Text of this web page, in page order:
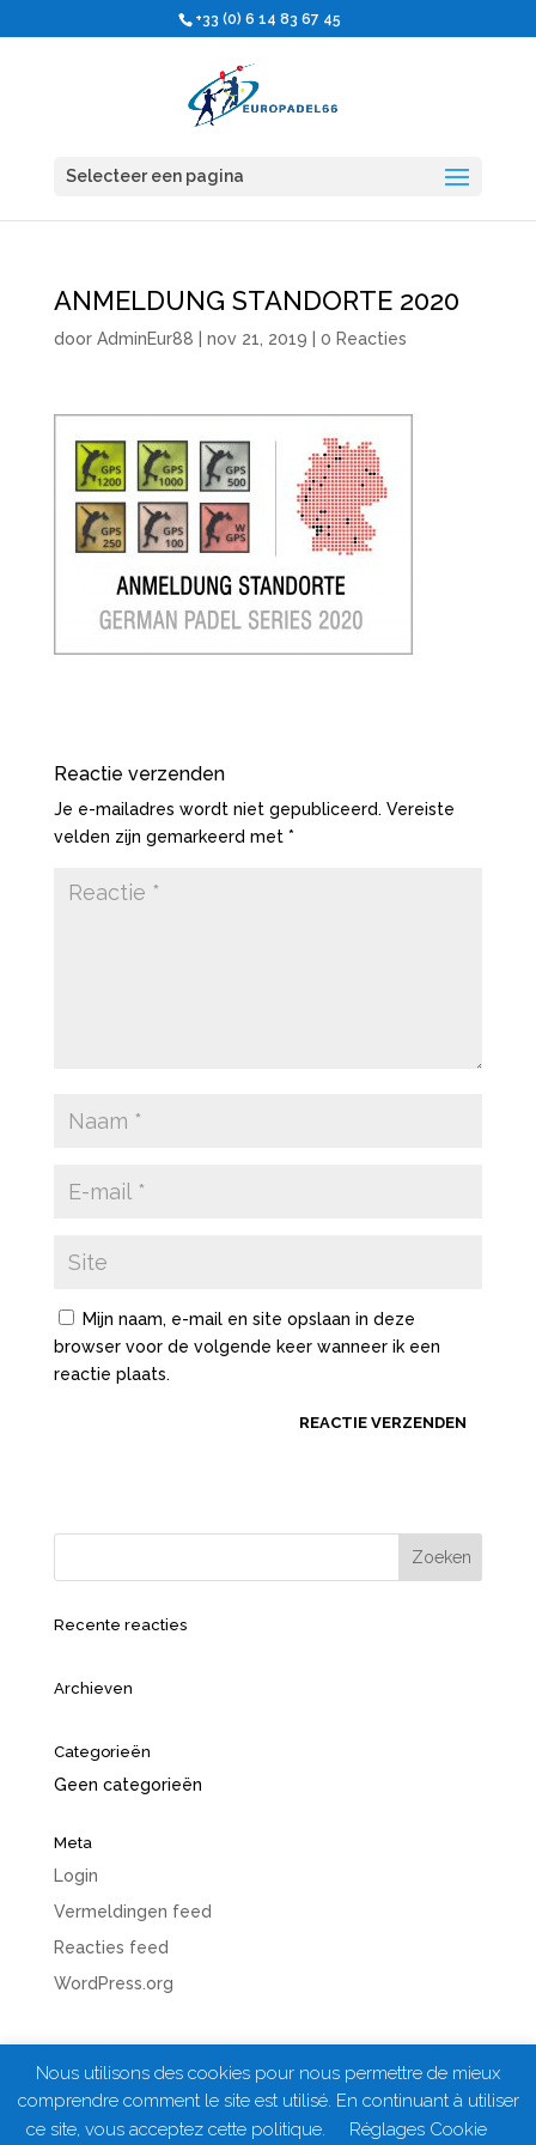
+33 (0) 6 14 83 67 45
Selecteer een pagina
ANMELDUNG STANDORTE 2020
door AdminEur88 nov 21, 2019 0 Reacties
Reactie verzenden
Je e-mailadres wordt niet gepubliceerd. Vereiste
velden zijn gemarkeerd met *
Mijn naam, e-mail en site opslaan in deze
browser voor de volgende keer wanneer ik een
reactie plaats.
Recente reacties
Archieven
Categorieën
Geen categorieën
Meta
Login
Vermeldingen feed
Reacties feed
WordPress.org
Nous utilisons des cookies pour nous permettre de mieux
comprendre comment le site est utilisé. En continuant à utiliser
ce site, vous acceptez cette politique.
Réglages Cookie